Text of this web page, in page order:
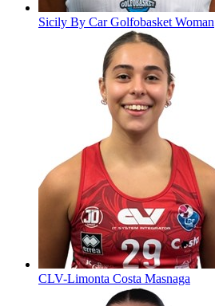
Sicily By Car Golfobasket Woman
CLV-Limonta Costa Masnaga